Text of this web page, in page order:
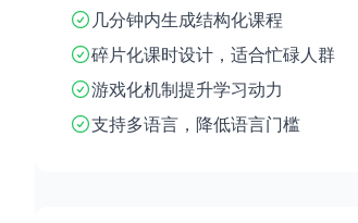
几分钟内生成结构化课程
碎片化课时设计，适合忙碌人群
游戏化机制提升学习动力
支持多语言，降低语言门槛